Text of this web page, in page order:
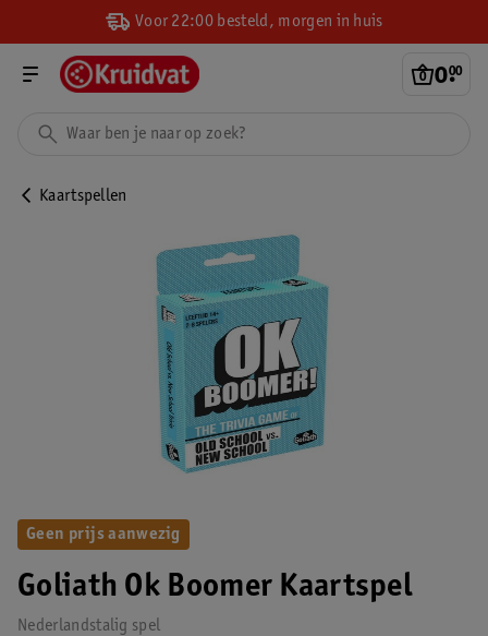
Voor 22:00 besteld, morgen in huis
0.
00
Kaartspellen
Goliath Ok Boomer Kaartspel
Nederlandstalig spel
Geen prijs aanwezig